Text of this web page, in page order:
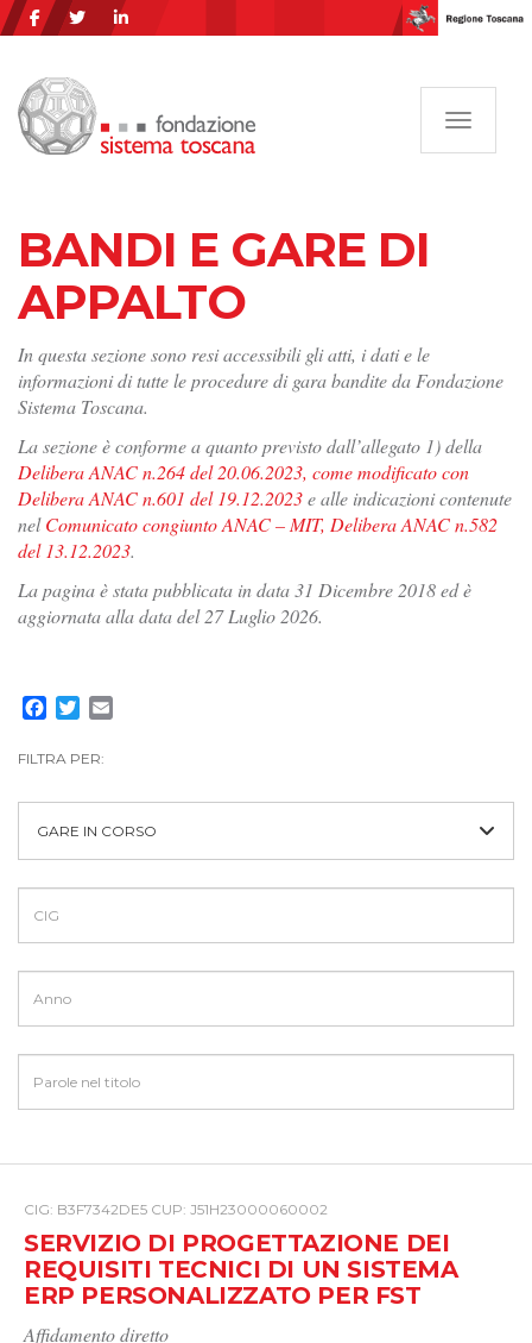
BANDI E GARE DI
APPALTO
In questa sezione sono resi accessibili gli atti, i dati e le
informazioni di tutte le procedure di gara bandite da Fondazione
Sistema Toscana.
La sezione è conforme a quanto previsto dall’allegato 1) della
Delibera ANAC n.264 del 20.06.2023, come modificato con
Delibera ANAC n.601 del 19.12.2023e alle indicazioni contenute
nelComunicato congiunto ANAC – MIT, Delibera ANAC n.582
del 13.12.2023.
La pagina è stata pubblicata in data 31 Dicembre 2018 ed è
aggiornata alla data del 27 Luglio 2026.
Facebook
Twitter
FILTRA PER:
GARE IN CORSO
CIG: B3F7342DE5 CUP: J51H23000060002
SERVIZIO DI PROGETTAZIONE DEI
REQUISITI TECNICI DI UN SISTEMA
ERP PERSONALIZZATO PER FST
Affidamento diretto